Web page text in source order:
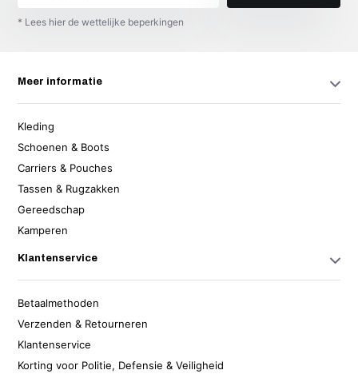
* Lees hier de wettelijke beperkingen
Meer informatie
Kleding
Schoenen & Boots
Carriers & Pouches
Tassen & Rugzakken
Gereedschap
Kamperen
Klantenservice
Betaalmethoden
Verzenden & Retourneren
Klantenservice
Korting voor Politie, Defensie & Veiligheid